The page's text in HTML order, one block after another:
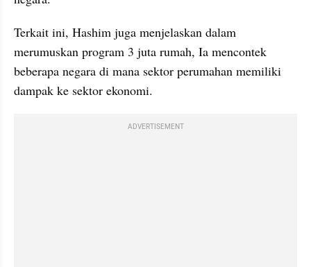
Terkait ini, Hashim juga menjelaskan dalam
merumuskan program 3 juta rumah, Ia mencontek
beberapa negara di mana sektor perumahan memiliki
dampak ke sektor ekonomi.
ADVERTISEMENT